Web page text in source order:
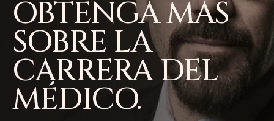
OBTENGA MÁS
SOBRE LA
CARRERA DEL
MÉDICO.